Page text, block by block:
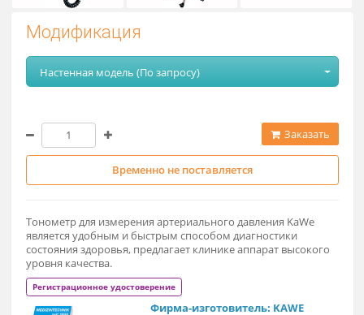
Модификация
Настенная модель (По запросу)